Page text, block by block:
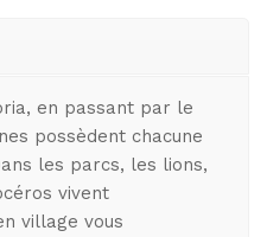
en passant par le
possèdent chacune
les parcs, les lions,
vivent
village vous